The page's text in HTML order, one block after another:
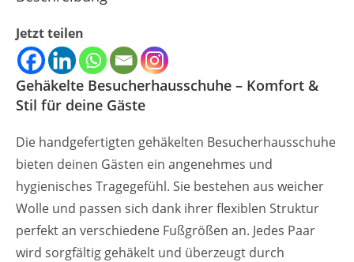
Jetzt teilen
Gehäkelte Besucherhausschuhe – Komfort &
Stil für deine Gäste
Die handgefertigten gehäkelten Besucherhausschuhe
bieten deinen Gästen ein angenehmes und
hygienisches Tragegefühl. Sie bestehen aus weicher
Wolle und passen sich dank ihrer flexiblen Struktur
perfekt an verschiedene Fußgrößen an. Jedes Paar
wird sorgfältig gehäkelt und überzeugt durch